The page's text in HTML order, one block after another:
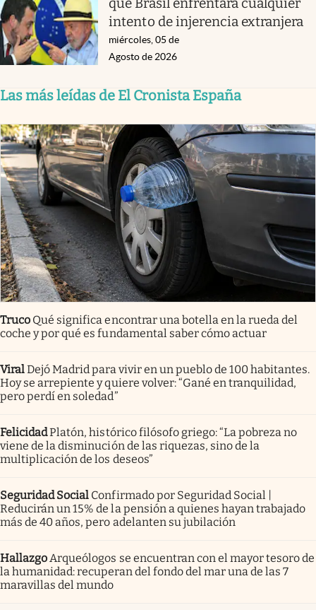
que Brasil enfrentará cualquier
intento de injerencia extranjera
miércoles, 05 de
Agosto de 2026
Las más leídas de El Cronista España
Truco Qué significa encontrar una botella en la rueda del
coche y por qué es fundamental saber cómo actuar
ViralDejó Madrid para vivir en un pueblo de 100 habitantes.
Hoy se arrepiente y quiere volver: “Gané en tranquilidad,
pero perdí en soledad”
FelicidadPlatón, histórico filósofo griego: “La pobreza no
viene de la disminución de las riquezas, sino de la
multiplicación de los deseos”
Seguridad Social Confirmado por Seguridad Social |
Reducirán un 15% de la pensión a quienes hayan trabajado
más de 40 años, pero adelanten su jubilación
HallazgoArqueólogos se encuentran con el mayor tesoro de
la humanidad: recuperan del fondo del mar una de las 7
maravillas del mundo